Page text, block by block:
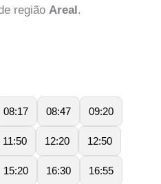
região Areal .
08:17 08:47 09:20
11:50 12:20 12:50
15:20 16:30 16:55